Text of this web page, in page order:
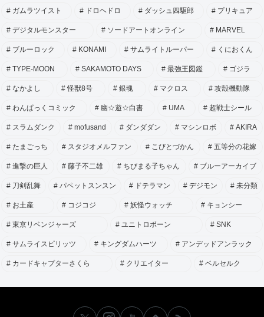
ガムラツイスト ドロヘドロ ダッシュ四駆郎 プリキュア
デジタルモンスター ソードアートオンライン MARVEL
ブルーロック KONAMI サムライトルーパー くにおくん
TYPE-MOON SAKAMOTO DAYS 最強王図鑑 ゴジラ
なかよし 怪獣8号 銀魂 マクロス 攻殻機動隊
わんぱっくコミック 幽☆遊☆白書 UMA 超戦士シール
スラムダンク mofusand ダンダダン マシンロボ AKIRA
たまごっち スタジオメルファン こびとづかん 五等分の花嫁
進撃の巨人 藤子不二雄 ちびまる子ちゃん ブルーアーカイブ
刀剣乱舞 パペットスンスン ドテラマン デジモン 未分類
お土産 コジコジ 妖怪ウォッチ キョンシー
東京リベンジャーズ ユニトロボーン SNK
サムライスピリッツ キングダムハーツ アンデッドアンラック
カードキャプターさくら クリエイター ベルセルク